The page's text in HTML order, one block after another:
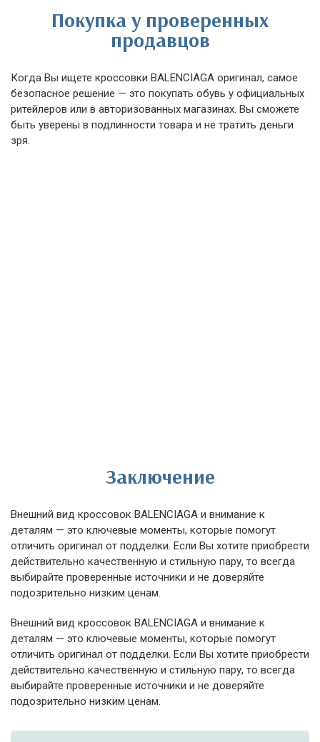
Покупка у проверенных
продавцов
Когда Вы ищете кроссовки BALENCIAGA оригинал, самое
безопасное решение — это покупать обувь у официальных
ритейлеров или в авторизованных магазинах. Вы сможете
быть уверены в подлинности товара и не тратить деньги
зря.
Заключение
Внешний вид кроссовок BALENCIAGA и внимание к
деталям — это ключевые моменты, которые помогут
отличить оригинал от подделки. Если Вы хотите приобрести
действительно качественную и стильную пару, то всегда
выбирайте проверенные источники и не доверяйте
подозрительно низким ценам.
Внешний вид кроссовок BALENCIAGA и внимание к
деталям — это ключевые моменты, которые помогут
отличить оригинал от подделки. Если Вы хотите приобрести
действительно качественную и стильную пару, то всегда
выбирайте проверенные источники и не доверяйте
подозрительно низким ценам.